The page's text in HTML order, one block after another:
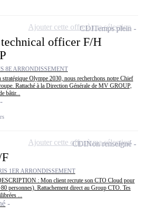
officer F/H
8E ARRONDISSEMENT
stratégique Olympe 2030, nous recherchons notre Chief
Rattaché à la Direction Générale de MV GROUP,
bâtir...
CDITemps plein
Ajouter cette offre à ma sélection
1ER ARRONDISSEMENT
: Mon client recrute son CTO Cloud pour
personnes). Rattachement direct au Group CTO. Tes
...
CDINon renseigné
Ajouter cette offre à ma sélection